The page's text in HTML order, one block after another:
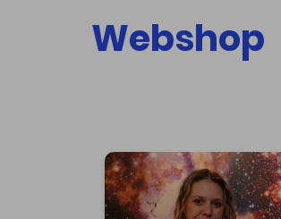
Webshop
Hímzett póló -
Atom - adom! Egyedi